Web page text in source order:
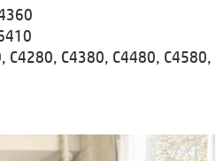
C4280, C4380, C4480, C4580,